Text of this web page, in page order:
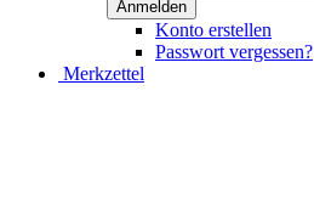
Konto erstellen
Passwort vergessen?
Merkzettel